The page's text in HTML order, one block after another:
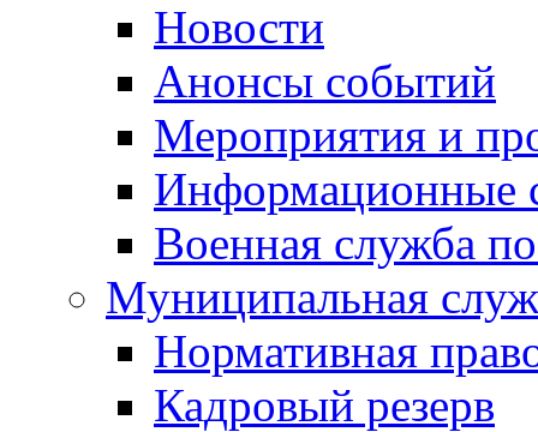
Новости
Анонсы событий
Мероприятия и
Информационные
Военная служба
Муниципальная
Нормативная
Кадровый резерв